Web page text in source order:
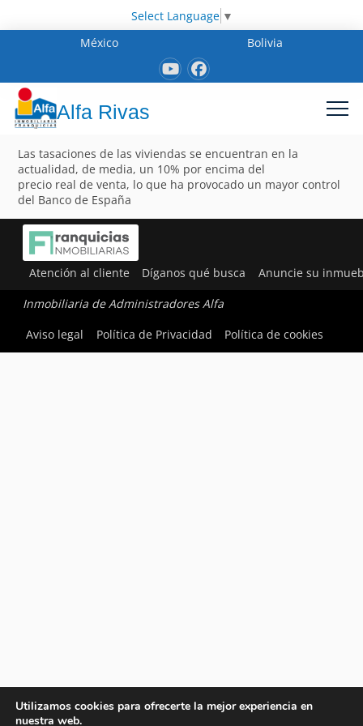
Select Language ▼
México
Bolivia
Alfa Rivas
Las tasaciones de las viviendas se encuentran en la
actualidad, de media, un 10% por encima del
precio real de venta, lo que ha provocado un mayor control
del Banco de España
Atención al cliente Díganos qué busca Anuncie su
Inmobiliaria de Administradores Alfa
Aviso legal
Política de Privacidad Política de cookies
Utilizamos cookies para ofrecerte la mejor experiencia en
nuestra web.